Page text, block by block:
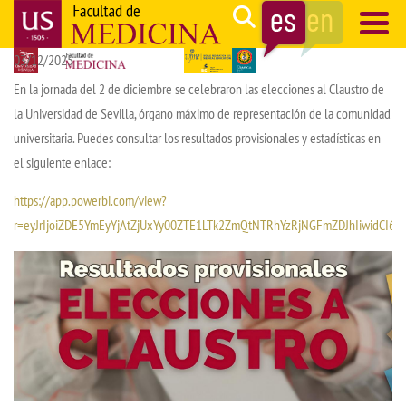
Pasar
contenido
principal
Search
Navegación
principal
03/12/2025
En la jornada del 2 de diciembre se celebraron las elecciones al Claustro de
la Universidad de Sevilla, órgano máximo de representación de la comunidad
universitaria. Puedes consultar los resultados provisionales y estadísticas en
el siguiente enlace:
https://app.powerbi.com/view?